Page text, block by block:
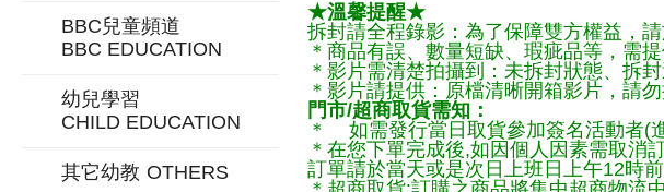
BBC兒童頻道
BBC EDUCATION
幼兒學習
CHILD EDUCATION
其它幼教 OTHERS
★溫馨提醒★
拆封請全程錄影：為了保障雙方權益，
＊商品有誤、數量短缺、瑕疵品等，需
＊影片需清楚拍攝到：未拆封狀態、拆
＊影片請提供：原檔清晰開箱影片，請
門市/超商取貨需知：
＊ 如需發行當日取貨參加簽名活動者(
＊在您下單完成後,如因個人因素需取消
訂單請於當天或是次日上班日上午12時